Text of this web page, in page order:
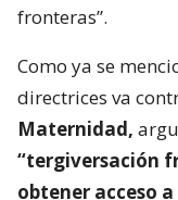
fronteras”.
Como ya se
directrices va
Maternidad,
“tergiversación
obtener acceso a